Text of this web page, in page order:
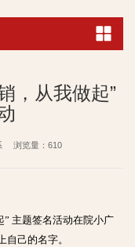
，从我做起”
浏览量： 610
” 主题签名活动在院小广
自己的名字。